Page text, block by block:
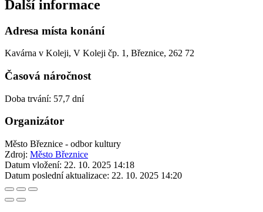
Další informace
Adresa místa konání
Kavárna v Koleji, V Koleji čp. 1, Březnice, 262 72
Časová náročnost
Doba trvání: 57,7 dní
Organizátor
Město Březnice - odbor kultury
Zdroj: Město Březnice
Datum vložení: 22. 10. 2025 14:18
Datum poslední aktualizace: 22. 10. 2025 14:20